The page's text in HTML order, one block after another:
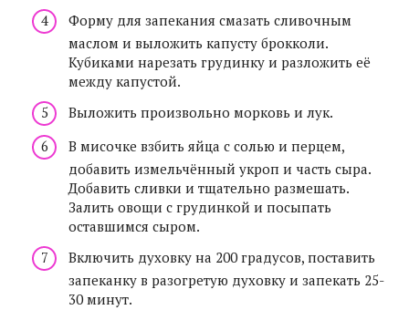
Форму для запекания смазать сливочным
маслом и выложить капусту брокколи.
Кубиками нарезать грудинку и разложить её
между капустой.
Выложить произвольно морковь и лук.
В мисочке взбить яйца с солью и перцем,
добавить измельчённый укроп и часть сыра.
Добавить сливки и тщательно размешать.
Залить овощи с грудинкой и посыпать
оставшимся сыром.
Включить духовку на 200 градусов, поставить
запеканку в разогретую духовку и запекать 25-
30 минут.